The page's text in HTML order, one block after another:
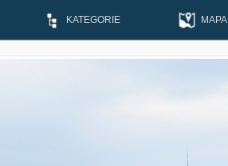
KATEGORIE MAPA